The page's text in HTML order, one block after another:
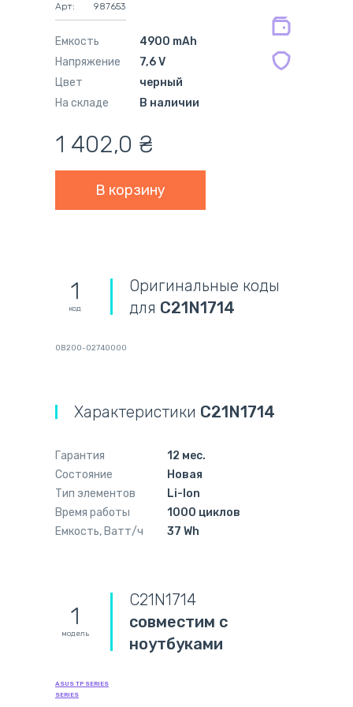
Арт:
987653
Емкость
4900 mAh
Напряжение
7,6 V
Цвет
черный
На складе
В наличии
1 402,0 ₴
мес.
1
код
Оригинальные коды
для C21N1714
0B200-02740000
Характеристики C21N1714
Гарантия
12 мес.
Состояние
Новая
Тип элементов
Li-Ion
Время работы
1000 циклов
Емкость, Ватт/ч
37 Wh
1
модель
C21N1714
совместим с
ноутбуками
ASUS TP SERIES
SERIES